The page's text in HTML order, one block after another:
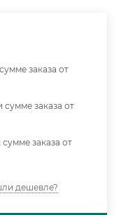
заказа от
сумме заказа от
сумме заказа от
дешевле?